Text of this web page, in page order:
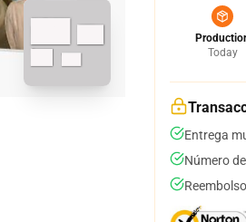
Today
Entrega
Número